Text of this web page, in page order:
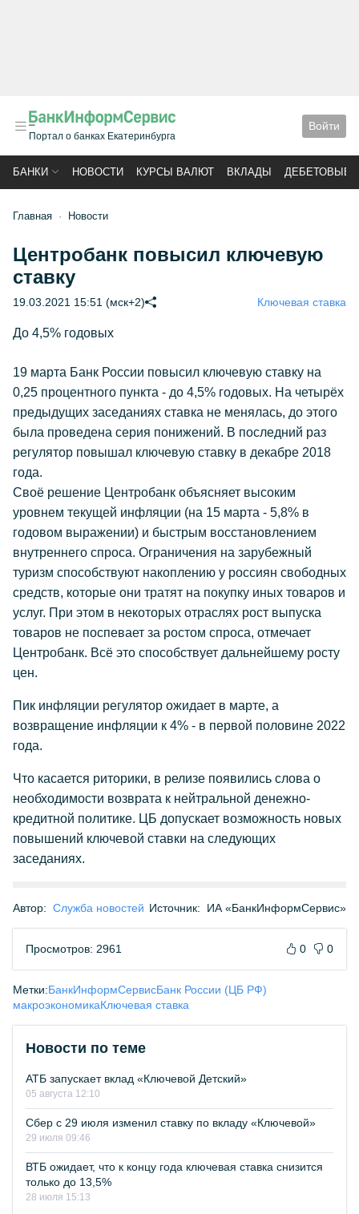
Портал о банках Екатеринбурга
Войти
БАНКИ НОВОСТИ КУРСЫ ВАЛЮТ ВКЛАДЫ ДЕБЕТОВЫЕ
Главная Новости
Центробанк повысил ключевую
ставку
19.03.2021 15:51 (мск+2) Ключевая ставка
До 4,5% годовых
19 марта Банк России повысил ключевую ставку на
0,25 процентного пункта - до 4,5% годовых. На четырёх
предыдущих заседаниях ставка не менялась, до этого
была проведена серия понижений. В последний раз
регулятор повышал ключевую ставку в декабре 2018
года.
Своё решение Центробанк объясняет высоким
уровнем текущей инфляции (на 15 марта - 5,8% в
годовом выражении) и быстрым восстановлением
внутреннего спроса. Ограничения на зарубежный
туризм способствуют накоплению у россиян свободных
средств, которые они тратят на покупку иных товаров и
услуг. При этом в некоторых отраслях рост выпуска
товаров не поспевает за ростом спроса, отмечает
Центробанк. Всё это способствует дальнейшему росту
цен.
Пик инфляции регулятор ожидает в марте, а
возвращение инфляции к 4% - в первой половине 2022
года.
Что касается риторики, в релизе появились слова о
необходимости возврата к нейтральной денежно-
кредитной политике. ЦБ допускает возможность новых
повышений ключевой ставки на следующих
заседаниях.
Автор: Служба новостей Источник: ИА «БанкИнформСервис»
Просмотров: 2961 0 0
Метки:БанкИнформСервисБанк России (ЦБ РФ)
макроэкономикаКлючевая ставка
Новости по теме
АТБ запускает вклад «Ключевой Детский»
05 августа 12:10
Сбер с 29 июля изменил ставку по вкладу «Ключевой»
29 июля 09:46
ВТБ ожидает, что к концу года ключевая ставка снизится
только до 13,5%
28 июля 15:13